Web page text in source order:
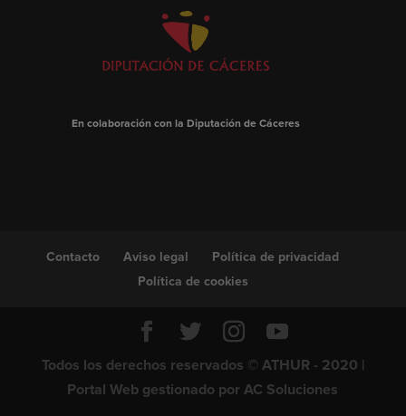
En colaboración con la Diputación de Cáceres
Contacto Aviso legal
Política de privacidad
Política de cookies
Todos los derechos reservados © ATHUR - 2020 |
Portal Web gestionado porAC Soluciones